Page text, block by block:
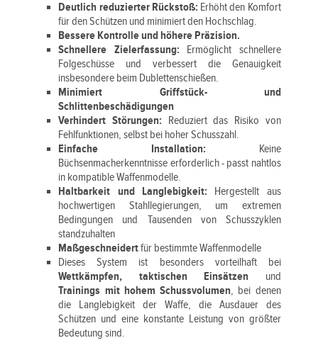
Deutlich reduzierter Rückstoß: Erhöht den Komfort
für den Schützen und minimiert den Hochschlag.
Bessere Kontrolle und höhere Präzision.
Schnellere Zielerfassung: Ermöglicht schnellere
Folgeschüsse und verbessert die Genauigkeit
insbesondere beim Dublettenschießen.
Minimiert Griffstück- und
Schlittenbeschädigungen
Verhindert Störungen: Reduziert das Risiko von
Fehlfunktionen, selbst bei hoher Schusszahl.
Einfache Installation: Keine
Büchsenmacherkenntnisse erforderlich - passt nahtlos
in kompatible Waffenmodelle.
Haltbarkeit und Langlebigkeit: Hergestellt aus
hochwertigen Stahllegierungen, um extremen
Bedingungen und Tausenden von Schusszyklen
standzuhalten
Maßgeschneidertfür bestimmte Waffenmodelle
Dieses System ist besonders vorteilhaft bei
Wettkämpfen, taktischen Einsätzen und
Trainings mit hohem Schussvolumen, bei denen
die Langlebigkeit der Waffe, die Ausdauer des
Schützen und eine konstante Leistung von größter
Bedeutung sind.